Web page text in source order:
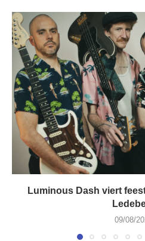
Luminous Dash viert
09/08/